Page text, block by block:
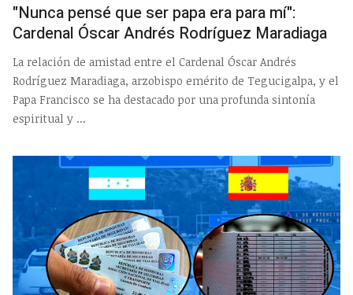
"Nunca pensé que ser papa era para mí":
Cardenal Óscar Andrés Rodríguez Maradiaga
La relación de amistad entre el Cardenal Óscar Andrés
Rodríguez Maradiaga, arzobispo emérito de Tegucigalpa, y el
Papa Francisco se ha destacado por una profunda sintonía
espiritual y ...